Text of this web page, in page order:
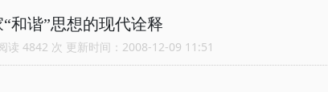
和谐”思想的现代诠释
读 4842 次 更新时间：2008-12-09 11:51